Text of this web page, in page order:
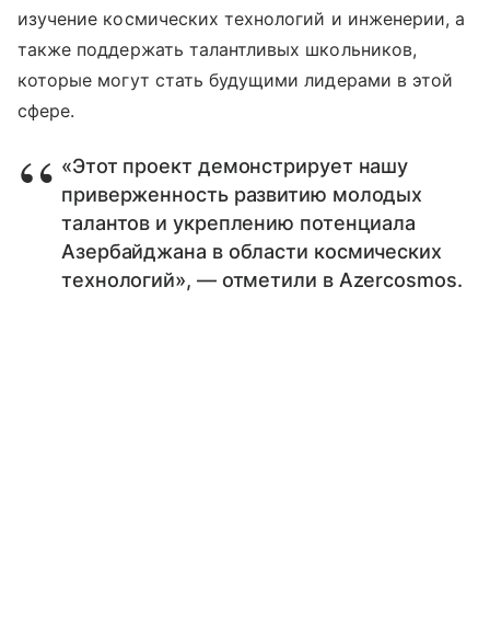
изучение космических технологий и инженерии, а
также поддержать талантливых школьников,
которые могут стать будущими лидерами в этой
сфере.
«Этот проект демонстрирует нашу
приверженность развитию молодых
талантов и укреплению потенциала
Азербайджана в области космических
технологий», — отметили в Azercosmos.